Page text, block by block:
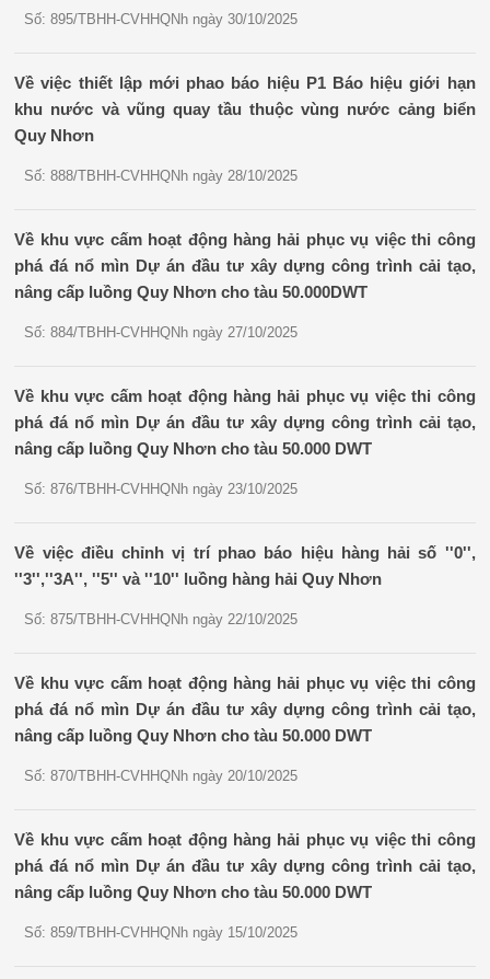
Số: 895/TBHH-CVHHQNh ngày 30/10/2025
Về việc thiết lập mới phao báo hiệu P1 Báo hiệu giới hạn
khu nước và vũng quay tầu thuộc vùng nước cảng biển
Quy Nhơn
Số: 888/TBHH-CVHHQNh ngày 28/10/2025
Về khu vực cấm hoạt động hàng hải phục vụ việc thi công
phá đá nổ mìn Dự án đầu tư xây dựng công trình cải tạo,
nâng cấp luồng Quy Nhơn cho tàu 50.000DWT
Số: 884/TBHH-CVHHQNh ngày 27/10/2025
Về khu vực cấm hoạt động hàng hải phục vụ việc thi công
phá đá nổ mìn Dự án đầu tư xây dựng công trình cải tạo,
nâng cấp luồng Quy Nhơn cho tàu 50.000 DWT
Số: 876/TBHH-CVHHQNh ngày 23/10/2025
Về việc điều chỉnh vị trí phao báo hiệu hàng hải số ''0'',
''3'',''3A'', ''5'' và ''10'' luồng hàng hải Quy Nhơn
Số: 875/TBHH-CVHHQNh ngày 22/10/2025
Về khu vực cấm hoạt động hàng hải phục vụ việc thi công
phá đá nổ mìn Dự án đầu tư xây dựng công trình cải tạo,
nâng cấp luồng Quy Nhơn cho tàu 50.000 DWT
Số: 870/TBHH-CVHHQNh ngày 20/10/2025
Về khu vực cấm hoạt động hàng hải phục vụ việc thi công
phá đá nổ mìn Dự án đầu tư xây dựng công trình cải tạo,
nâng cấp luồng Quy Nhơn cho tàu 50.000 DWT
Số: 859/TBHH-CVHHQNh ngày 15/10/2025